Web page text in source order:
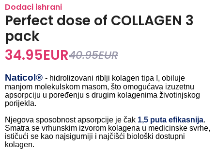
Dodaci ishrani
Perfect dose of COLLAGEN 3
pack
34.95EUR40.95EUR
Naticol® - hidrolizovani riblji kolagen tipa I, obiluje
manjom molekulskom masom, što omogućava izuzetnu
apsorpciju u poređenju s drugim kolagenima životinjskog
porijekla.
Njegova sposobnost apsorpcije je čak 1,5 puta efikasnija.
Smatra se vrhunskim izvorom kolagena u medicinske svrhe,
ističući se kao najsigurniji i najčišći biološki dostupni
kolagen.